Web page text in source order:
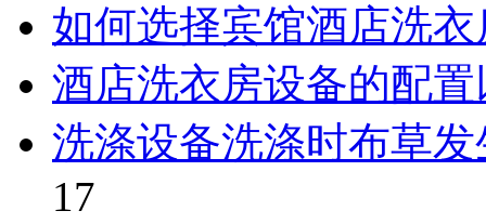
如何选择宾馆酒店洗衣
酒店洗衣房设备的配
洗涤设备洗涤时布草
17